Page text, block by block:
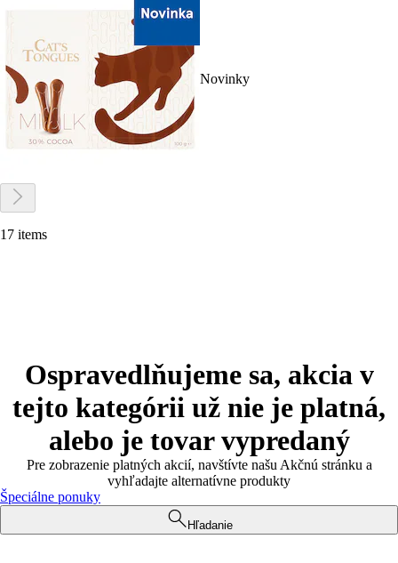
Novinky
17 items
Ospravedlňujeme sa, akcia v
tejto kategórii už nie je platná,
alebo je tovar vypredaný
Pre zobrazenie platných akcií, navštívte našu Akčnú stránku a
vyhľadajte alternatívne produkty
Špeciálne ponuky
Hľadanie